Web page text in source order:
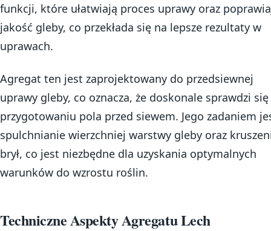
funkcji, które ułatwiają proces uprawy oraz
jakość gleby, co przekłada się na lepsze rezultaty w
uprawach.
Agregat ten jest zaprojektowany do przedsiewnej
uprawy gleby, co oznacza, że doskonale sprawdzi
przygotowaniu pola przed siewem. Jego zadaniem
spulchnianie wierzchniej warstwy gleby oraz
brył, co jest niezbędne dla uzyskania optymalnych
warunków do wzrostu roślin.
Techniczne Aspekty Agregatu Lech